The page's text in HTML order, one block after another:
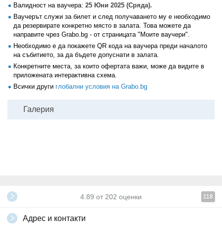
Валидност на ваучера: 25 Юни 2025 (Сряда).
Ваучерът служи за билет и след получаването му е необходимо
да резервирате конкретно място в залата. Това можете да
направите чрез Grabo.bg - от страницата "Моите ваучери".
Необходимо е да покажете QR кода на ваучера преди началото
на събитието, за да бъдете допуснати в залата.
Конкретните места, за които офертата важи, може да видите в
приложената интерактивна схема.
Всички други глобални условия на Grabo.bg
Галерия
4.89 от 202 оценки 118
Адрес и контакти